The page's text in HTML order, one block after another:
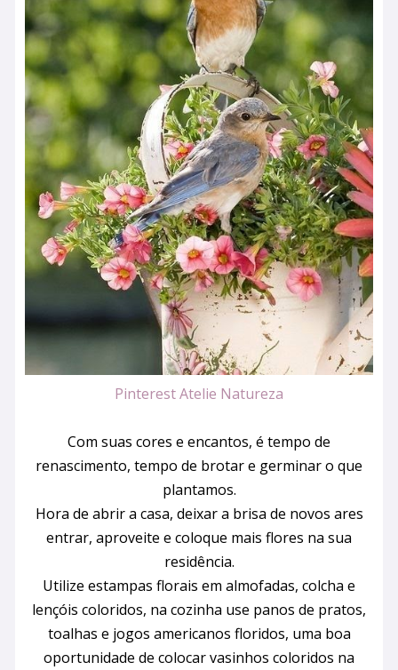
Pinterest Atelie Natureza
Com suas cores e encantos, é tempo de
renascimento, tempo de brotar e germinar o que
plantamos.
Hora de abrir a casa, deixar a brisa de novos ares
entrar, aproveite e coloque mais flores na sua
residência.
Utilize estampas florais em almofadas, colcha e
lençóis coloridos, na cozinha use panos de pratos,
toalhas e jogos americanos floridos, uma boa
oportunidade de colocar vasinhos coloridos na